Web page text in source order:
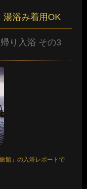
湯浴み着用OK
り入浴 その3
館」の入浴レポートで